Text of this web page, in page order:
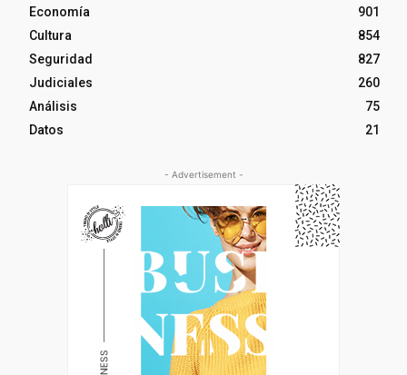
Economía
901
Cultura
854
Seguridad
827
Judiciales
260
Análisis
75
Datos
21
- Advertisement -